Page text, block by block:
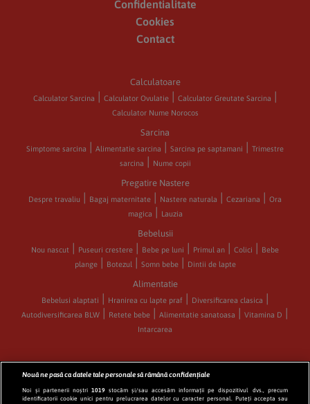
Confidentialitate
Cookies
Contact
Calculatoare
Calculator Sarcina Calculator Ovulatie
Calculator Greutate Sarcina
Calculator Nume Norocos
Sarcina
Simptome sarcina Alimentatie sarcina Sarcina pe saptamani
Trimestre
sarcina
Nume copii
Pregatire Nastere
Despre travaliu Bagaj maternitate Nastere naturala Cezariana
Ora
magica
Lauzia
Bebelusii
Nou nascut Puseuri crestere Bebe pe luni Primul an Colici
Bebe
plange
Botezul Somn bebe Dintii de lapte
Alimentatie
Bebelusi alaptati Hranirea cu lapte praf
Diversificarea clasica
Autodiversificarea BLW
Retete bebe Alimentatie sanatoasa
Vitamina D
Intarcarea
CATEGORII
Nouă ne pasă ca datele tale personale să rămână confidențiale
Noi și partenerii noștri 1019stocăm și/sau accesăm informații pe dispozitivul dvs., precum
identificatorii cookie unici pentru prelucrarea datelor cu caracter personal. Puteți accepta sau